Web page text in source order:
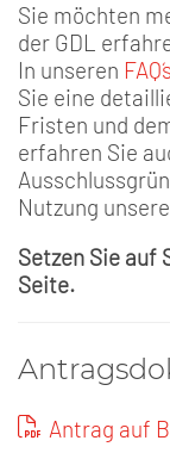
Sie möchten
der GDL
In unseren
Sie eine
Fristen und
erfahren Sie
Nutzung
Setzen Sie auf
Seite.
Antrag auf